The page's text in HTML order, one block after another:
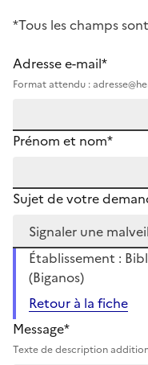
*Tous les champs
Adresse e-mail*
Format attendu :
Prénom et nom*
Sujet de votre
Établissement :
(Biganos)
Retour à la fiche
Message*
Texte de description